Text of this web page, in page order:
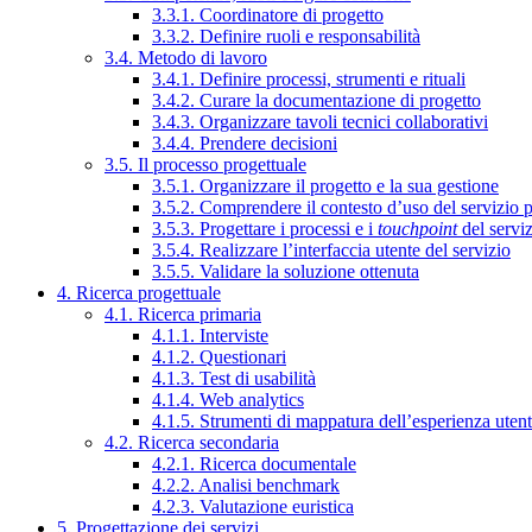
3.3.1. Coordinatore di progetto
3.3.2. Definire ruoli e responsabilità
3.4. Metodo di lavoro
3.4.1. Definire processi, strumenti e rituali
3.4.2. Curare la documentazione di progetto
3.4.3. Organizzare tavoli tecnici collaborativi
3.4.4. Prendere decisioni
3.5. Il processo progettuale
3.5.1. Organizzare il progetto e la sua gestione
3.5.2. Comprendere il contesto d’uso del servizio
3.5.3. Progettare i processi e i touchpointdel
3.5.4. Realizzare l’interfaccia utente del servizio
3.5.5. Validare la soluzione ottenuta
4. Ricerca progettuale
4.1. Ricerca primaria
4.1.1. Interviste
4.1.2. Questionari
4.1.3. Test di usabilità
4.1.4. Web analytics
4.1.5. Strumenti di mappatura dell’esperienza
4.2. Ricerca secondaria
4.2.1. Ricerca documentale
4.2.2. Analisi benchmark
4.2.3. Valutazione euristica
5. Progettazione dei servizi